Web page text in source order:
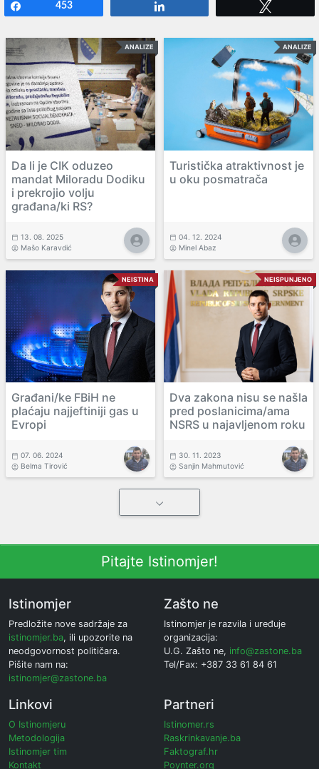
453
ANALIZE
Da li je CIK oduzeo
mandat Miloradu Dodiku
i prekrojio volju
građana/ki RS?
13. 08. 2025
Mašo Karavdić
ANALIZE
Turistička atraktivnost je
u oku posmatrača
04. 12. 2024
Minel Abaz
NEISTINA
Građani/ke FBiH ne
plaćaju najjeftiniji gas u
Evropi
07. 06. 2024
Belma Tirović
NEISPUNJENO
Dva zakona nisu se našla
pred poslanicima/ama
NSRS u najavljenom roku
30. 11. 2023
Sanjin Mahmutović
Pitajte Istinomjer!
Istinomjer
Predložite nove sadržaje za
istinomjer.ba, ili upozorite na
neodgovornost političara.
Pišite nam na:
istinomjer@zastone.ba
Zašto ne
Istinomjer je razvila i uređuje
organizacija:
U.G. Zašto ne, info@zastone.ba
Tel/Fax: +387 33 61 84 61
Linkovi
O Istinomjeru
Metodologija
Istinomjer tim
Kontakt
Partneri
Istinomer.rs
Raskrinkavanje.ba
Faktograf.hr
Poynter.org